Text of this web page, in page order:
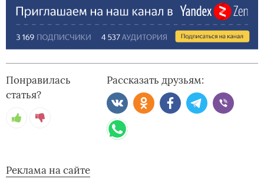
Понравилась
статья?
Рассказать друзьям:
Реклама на сайте